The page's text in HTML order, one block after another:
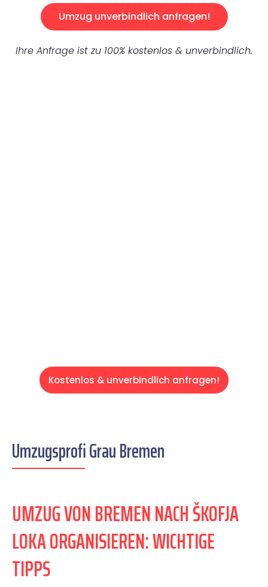
Umzug unverbindlich anfragen!
Ihre Anfrage ist zu 100% kostenlos & unverbindlich.
Kostenlos & unverbindlich anfragen!
Umzugsprofi Grau Bremen
UMZUG VON BREMEN NACH ŠKOFJA
LOKA ORGANISIEREN: WICHTIGE
TIPPS